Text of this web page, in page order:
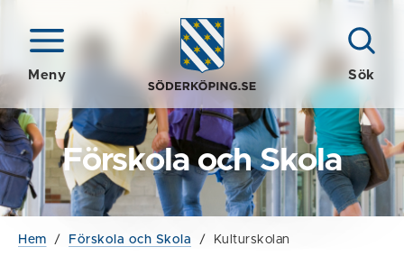
Meny Sök
Förskola och Skola
Hem / Förskola och Skola / Kulturskolan